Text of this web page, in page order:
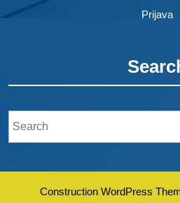
Prijava
Construction WordPress